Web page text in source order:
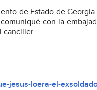
de Estado de
con la
canciller.
jesus-loera-el-